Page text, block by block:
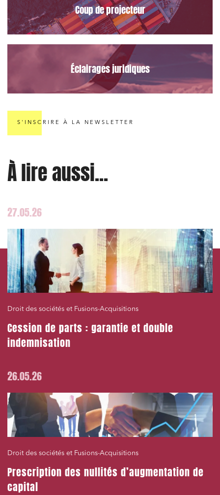
Coup de projecteur
Éclairages juridiques
S'INSCRIRE À LA NEWSLETTER
À lire aussi...
27.05.26
Droit des sociétés et Fusions-Acquisitions
Cession de parts : garantie et double
indemnisation
26.05.26
Droit des sociétés et Fusions-Acquisitions
Prescription des nullités d’augmentation de
capital